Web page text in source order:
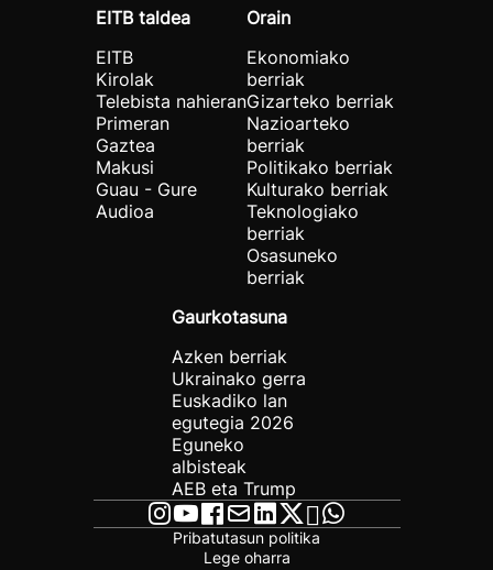
EITB taldea
EITB
Kirolak
Telebista nahieran
Primeran
Gaztea
Makusi
Guau - Gure
Audioa
Orain
Ekonomiako
berriak
Gizarteko berriak
Nazioarteko
berriak
Politikako berriak
Kulturako berriak
Teknologiako
berriak
Osasuneko
berriak
Gaurkotasuna
Azken berriak
Ukrainako gerra
Euskadiko lan
egutegia 2026
Eguneko
albisteak
AEB eta Trump
Pribatutasun politika
Lege oharra